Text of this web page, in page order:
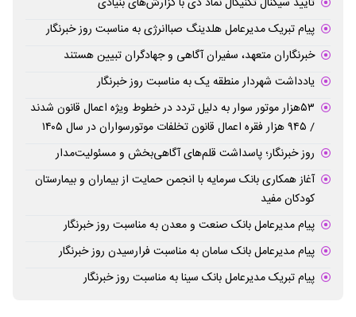
پیام تبریک مدیرعامل هلدینگ صباانرژی به مناسبت روز خبرنگار
خبرنگاران متعهد، سفیران آگاهی و جهادگران تبیین هستند
یادداشت شهردار منطقه یک به مناسبت روز خبرنگار
۵۳هزار موتور سوار به دلیل تردد در خطوط ویژه اعمال قانون شدند
/ ۹۴۵ هزار فقره اعمال قانون تخلفات موتورسواران در سال ۱۴۰۵
روز خبرنگار؛ پاسداشت قلم‌های آگاهی‌بخش و مسئولیت‌مدار
آغاز همکاری بانک سرمایه با انجمن حمایت از بیماران و بیمارستان
کودکان مفید
پیام مدیرعامل بانک صنعت و معدن به مناسبت روز خبرنگار
پیام مدیرعامل بانک سامان به مناسبت فرارسیدن روز خبرنگار
پیام تبریک مدیرعامل بانک سینا به مناسبت روز خبرنگار